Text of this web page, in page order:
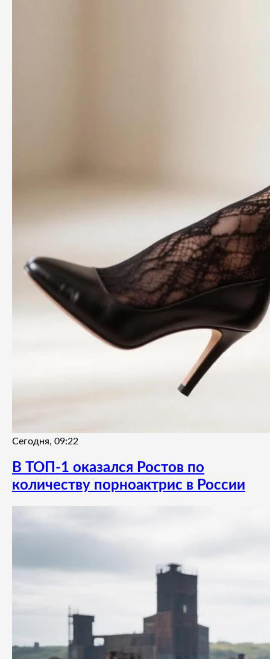
Сегодня, 09:22
В ТОП-1 оказался Ростов по
количеству порноактрис в России